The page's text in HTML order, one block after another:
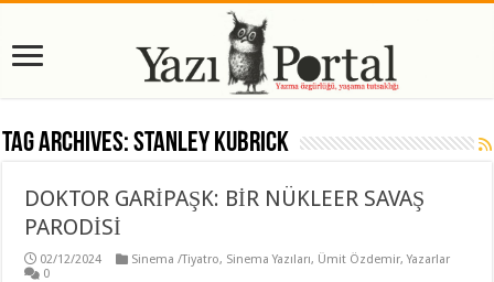
Tag Archives:Stanley Kubrick
DOKTOR GARİPAŞK: BİR NÜKLEER SAVAŞ
PARODİSİ
02/12/2024 Sinema /Tiyatro, Sinema Yazıları, Ümit Özdemir,Yazarlar
0